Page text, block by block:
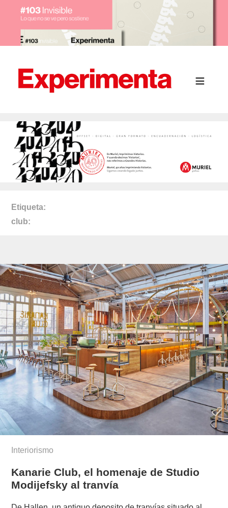
Etiqueta
club
Interiorismo
Kanarie Club, el homenaje de Studio
Modijefsky al tranvía